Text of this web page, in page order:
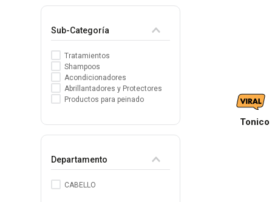
Sub-Categoría
Tratamientos
Shampoos
Acondicionadores
Abrillantadores y Protectores
Productos para peinado
Departamento
CABELLO